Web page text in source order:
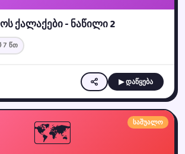
ქალაქები - ნაწილი 2
7 წთ
▶ დაწყება
🗺️ საშუალო